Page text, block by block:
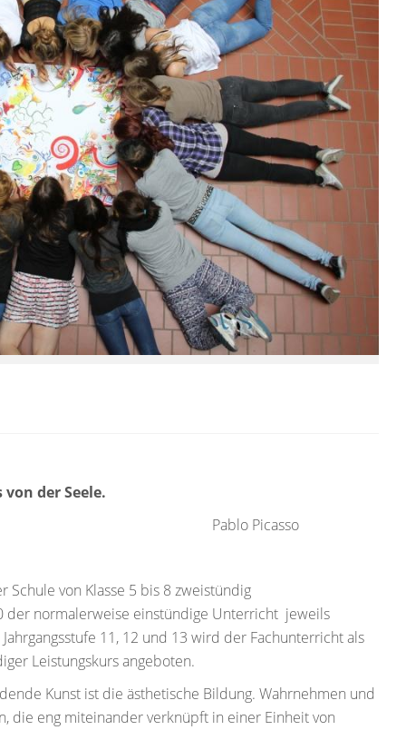
der Seele.
Schule von Klasse 5 bis 8 zweistündig
der normalerweise einstündige Unterricht jeweils
11, 12 und 13 wird der Fachunterricht als
Leistungskurs angeboten.
Kunst ist die ästhetische Bildung. Wahrnehmen und
die eng miteinander verknüpft in einer Einheit von